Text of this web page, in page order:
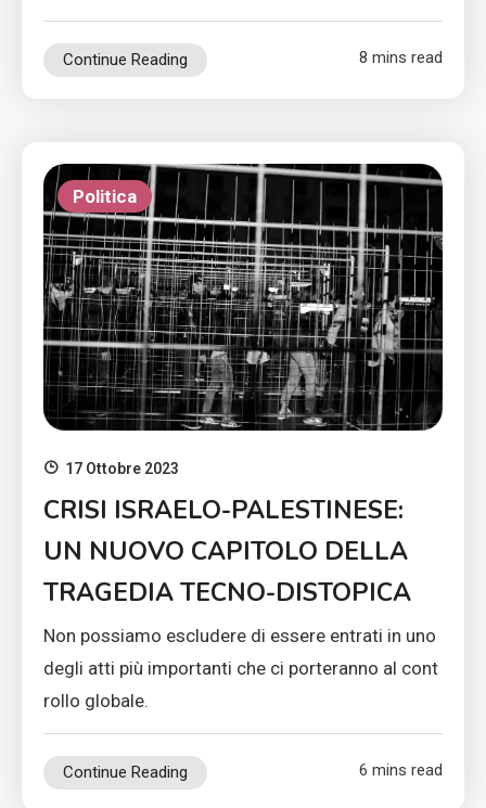
Continue Reading 8 mins read
Politica
17 Ottobre 2023
CRISI ISRAELO-PALESTINESE:
UN NUOVO CAPITOLO DELLA
TRAGEDIA TECNO-DISTOPICA
Non possiamo escludere di essere entrati in uno
degli atti più importanti che ci porteranno al cont
rollo globale.
Continue Reading 6 mins read